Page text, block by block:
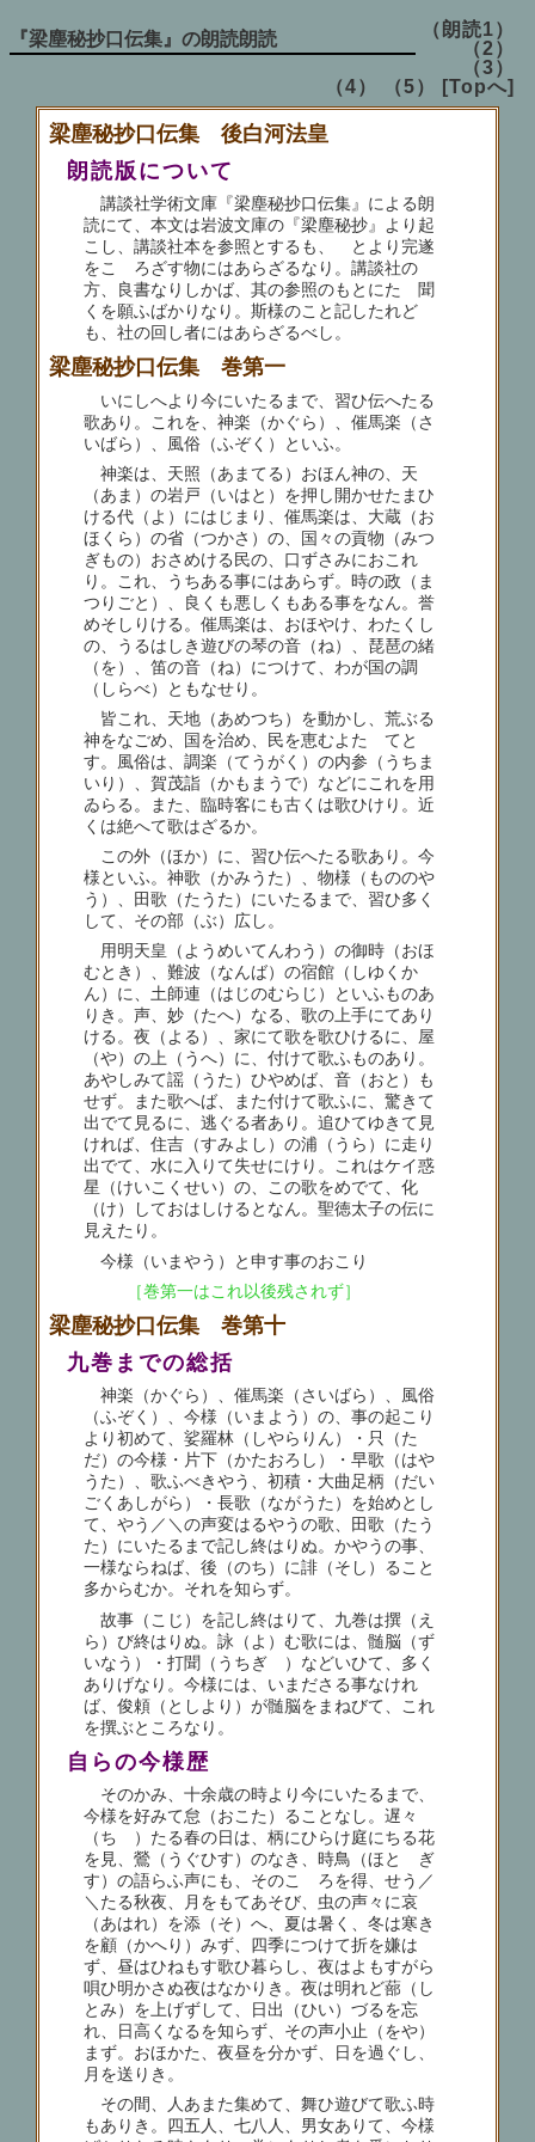
『梁塵秘抄口伝集』の朗読朗読
（朗読1）
（2）
（3）
（4）
（5） [Topへ]
梁塵秘抄口伝集 後白河法皇
朗読版について
講談社学術文庫『梁塵秘抄口伝集』による朗
読にて、本文は岩波文庫の『梁塵秘抄』より起
こし、講談社本を参照とするも、ゝとより完遂
をこゝろざす物にはあらざるなり。講談社の
方、良書なりしかば、其の参照のもとにたゞ聞
くを願ふばかりなり。斯様のこと記したれど
も、社の回し者にはあらざるべし。
梁塵秘抄口伝集 巻第一
いにしへより今にいたるまで、習ひ伝へたる
歌あり。これを、神楽（かぐら）、催馬楽（さ
いばら）、風俗（ふぞく）といふ。
神楽は、天照（あまてる）おほん神の、天
（あま）の岩戸（いはと）を押し開かせたまひ
ける代（よ）にはじまり、催馬楽は、大蔵（お
ほくら）の省（つかさ）の、国々の貢物（みつ
ぎもの）おさめける民の、口ずさみにおこれ
り。これ、うちある事にはあらず。時の政（ま
つりごと）、良くも悪しくもある事をなん。誉
めそしりける。催馬楽は、おほやけ、わたくし
の、うるはしき遊びの琴の音（ね）、琵琶の緒
（を）、笛の音（ね）につけて、わが国の調
（しらべ）ともなせり。
皆これ、天地（あめつち）を動かし、荒ぶる
神をなごめ、国を治め、民を恵むよたゝてと
す。風俗は、調楽（てうがく）の内参（うちま
いり）、賀茂詣（かもまうで）などにこれを用
ゐらる。また、臨時客にも古くは歌ひけり。近
くは絶へて歌はざるか。
この外（ほか）に、習ひ伝へたる歌あり。今
様といふ。神歌（かみうた）、物様（もののや
う）、田歌（たうた）にいたるまで、習ひ多く
して、その部（ぶ）広し。
用明天皇（ようめいてんわう）の御時（おほ
むとき）、難波（なんば）の宿館（しゆくか
ん）に、土師連（はじのむらじ）といふものあ
りき。声、妙（たへ）なる、歌の上手にてあり
ける。夜（よる）、家にて歌を歌ひけるに、屋
（や）の上（うへ）に、付けて歌ふものあり。
あやしみて謡（うた）ひやめば、音（おと）も
せず。また歌へば、また付けて歌ふに、驚きて
出でて見るに、逃ぐる者あり。追ひてゆきて見
ければ、住吉（すみよし）の浦（うら）に走り
出でて、水に入りて失せにけり。これはケイ惑
星（けいこくせい）の、この歌をめでて、化
（け）しておはしけるとなん。聖徳太子の伝に
見えたり。
今様（いまやう）と申す事のおこり
［巻第一はこれ以後残されず］
梁塵秘抄口伝集 巻第十
九巻までの総括
神楽（かぐら）、催馬楽（さいばら）、風俗
（ふぞく）、今様（いまよう）の、事の起こり
より初めて、娑羅林（しやらりん）・只（た
だ）の今様・片下（かたおろし）・早歌（はや
うた）、歌ふべきやう、初積・大曲足柄（だい
ごくあしがら）・長歌（ながうた）を始めとし
て、やう／＼の声変はるやうの歌、田歌（たう
た）にいたるまで記し終はりぬ。かやうの事、
一様ならねば、後（のち）に誹（そし）ること
多からむか。それを知らず。
故事（こじ）を記し終はりて、九巻は撰（え
ら）び終はりぬ。詠（よ）む歌には、髄脳（ず
いなう）・打聞（うちぎゝ）などいひて、多く
ありげなり。今様には、いまださる事なけれ
ば、俊頼（としより）が髄脳をまねびて、これ
を撰ぶところなり。
自らの今様歴
そのかみ、十余歳の時より今にいたるまで、
今様を好みて怠（おこた）ることなし。遅々
（ちゝ）たる春の日は、柄にひらけ庭にちる花
を見、鶯（うぐひす）のなき、時鳥（ほとゝぎ
す）の語らふ声にも、そのこゝろを得、せう／
＼たる秋夜、月をもてあそび、虫の声々に哀
（あはれ）を添（そ）へ、夏は暑く、冬は寒き
を顧（かへり）みず、四季につけて折を嫌は
ず、昼はひねもす歌ひ暮らし、夜はよもすがら
唄ひ明かさぬ夜はなかりき。夜は明れど蔀（し
とみ）を上げずして、日出（ひい）づるを忘
れ、日高くなるを知らず、その声小止（をや）
まず。おほかた、夜昼を分かず、日を過ぐし、
月を送りき。
その間、人あまた集めて、舞ひ遊びて歌ふ時
もありき。四五人、七八人、男女ありて、今様